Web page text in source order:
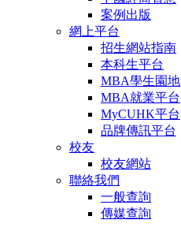
案例出版
網上平台
招生網站指南
本科生平台
MBA學生園地
MBA就業平台
MyCUHK平台
品牌傳訊平台
校友
校友網站
聯絡我們
一般查詢
傳媒查詢